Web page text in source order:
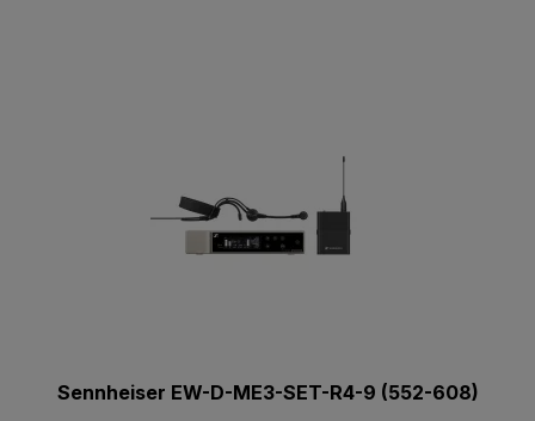
Sennheiser EW-D-ME3-SET-R4-9 (552-608)